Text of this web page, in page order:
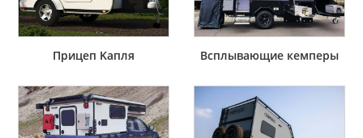
Прицеп Kапля Всплывающие кемперы